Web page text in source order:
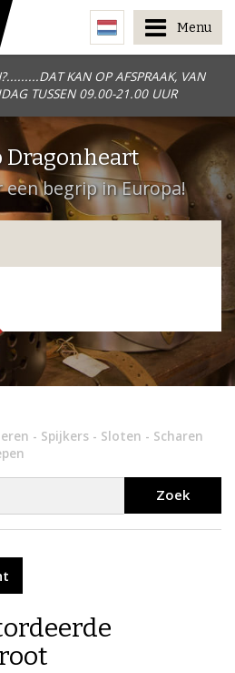
KAN OP AFSPRAAK, VAN
TUSSEN 09.00-21.00 UUR
Menu
Dragonheart
een begrip in Europa!
- Spijkers - Sloten - Scharen
Zoek